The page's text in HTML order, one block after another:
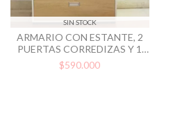
SIN STOCK
ARMARIO CON ESTANTE, 2
PUERTAS CORREDIZAS Y 1
CAJÓN
$590.000